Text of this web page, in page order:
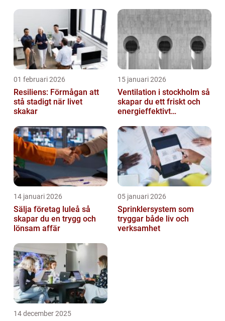
01 februari 2026
Resiliens: Förmågan att
stå stadigt när livet
skakar
15 januari 2026
Ventilation i stockholm så
skapar du ett friskt och
energieffektivt
14 januari 2026
Sälja företag luleå så
skapar du en trygg och
lönsam affär
05 januari 2026
Sprinklersystem som
tryggar både liv och
verksamhet
14 december 2025